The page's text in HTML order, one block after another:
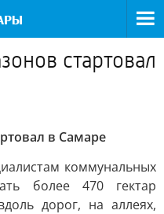
стартовал
в Самаре
коммунальных
более 470 гектар
дорог, на аллеях,